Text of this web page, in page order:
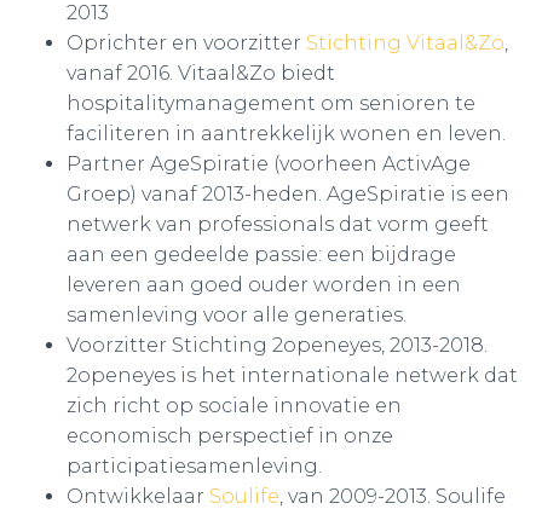
2013
Oprichter en voorzitter Stichting Vitaal&Zo,
vanaf 2016. Vitaal&Zo biedt
hospitalitymanagement om senioren te
faciliteren in aantrekkelijk wonen en leven.
Partner AgeSpiratie (voorheen ActivAge
Groep) vanaf 2013-heden. AgeSpiratie is een
netwerk van professionals dat vorm geeft
aan een gedeelde passie: een bijdrage
leveren aan goed ouder worden in een
samenleving voor alle generaties.
Voorzitter Stichting 2openeyes, 2013-2018.
2openeyes is het internationale netwerk dat
zich richt op sociale innovatie en
economisch perspectief in onze
participatiesamenleving.
Ontwikkelaar Soulife, van 2009-2013. Soulife